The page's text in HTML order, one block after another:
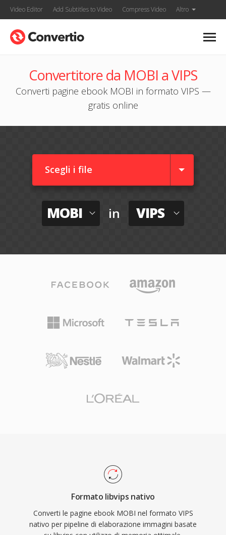
Video Editor Add Subtitles to Video Compress Video Altro
Convertitore da MOBI a VIPS
Converti pagine ebook MOBI in formato VIPS —
gratis online
Scegli i file
MOBI in VIPS
Formato libvips nativo
Converti le pagine ebook MOBI nel formato VIPS
nativo per pipeline di elaborazione immagini basate